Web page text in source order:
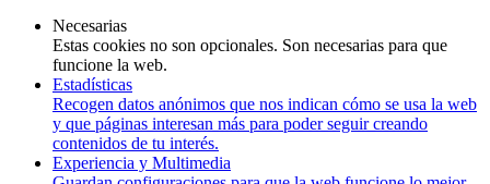
Necesarias
Estas cookies no son opcionales. Son necesarias para que
funcione la web.
Estadísticas
Recogen datos anónimos que nos indican cómo se usa la web
y que páginas interesan más para poder seguir creando
contenidos de tu interés.
Experiencia y Multimedia